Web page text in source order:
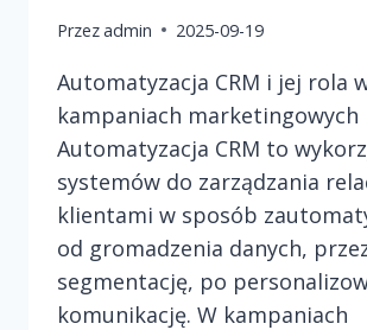
Przezadmin 2025-09-19
Automatyzacja CRM i jej rola
kampaniach marketingowych
Automatyzacja CRM to
systemów do zarządzania
klientami w sposób
od gromadzenia danych,
segmentację, po
komunikację. W kampaniach